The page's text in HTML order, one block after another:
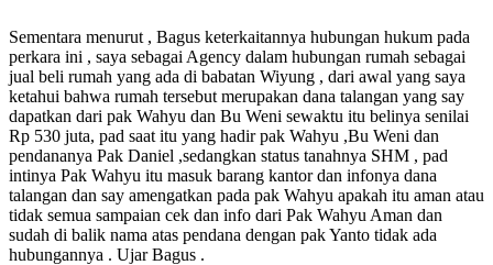
Sementara menurut , Bagus keterkaitannya hubungan hukum pada
perkara ini , saya sebagai Agency dalam hubungan rumah sebagai
jual beli rumah yang ada di babatan Wiyung , dari awal yang saya
ketahui bahwa rumah tersebut merupakan dana talangan yang say
dapatkan dari pak Wahyu dan Bu Weni sewaktu itu belinya senilai
Rp 530 juta, pad saat itu yang hadir pak Wahyu ,Bu Weni dan
pendananya Pak Daniel ,sedangkan status tanahnya SHM , pad
intinya Pak Wahyu itu masuk barang kantor dan infonya dana
talangan dan say amengatkan pada pak Wahyu apakah itu aman atau
tidak semua sampaian cek dan info dari Pak Wahyu Aman dan
sudah di balik nama atas pendana dengan pak Yanto tidak ada
hubungannya . Ujar Bagus .